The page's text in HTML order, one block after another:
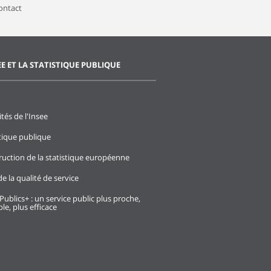
ET LA STATISTIQUE PUBLIQUE
de l'Insee
publique
de la statistique européenne
la qualité de service
: un service public plus proche,
plus efficace